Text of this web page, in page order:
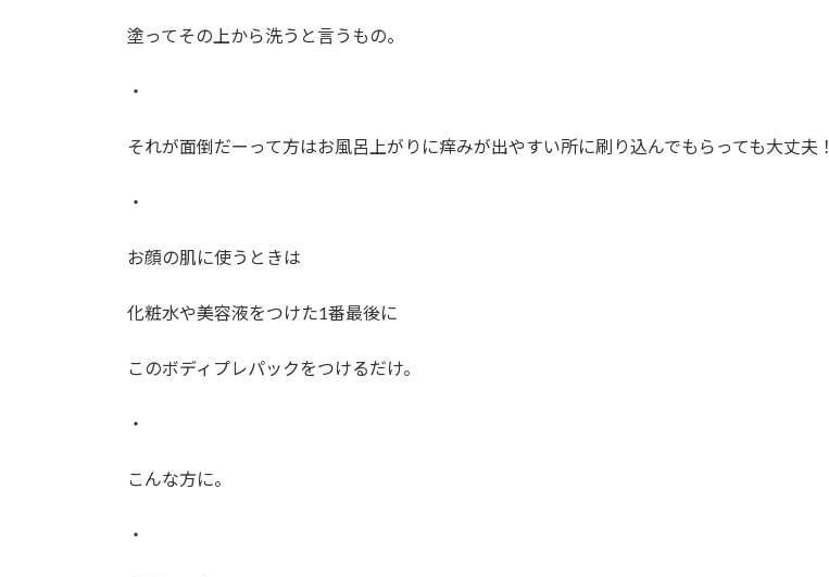
塗ってその上から洗うと言うもの。
・
それが面倒だーって方はお風呂上がりに痒みが出やすい所に刷り込んでもらっても大丈夫！
・
お顔の肌に使うときは
化粧水や美容液をつけた1番最後に
このボディプレパックをつけるだけ。
・
こんな方に。
・